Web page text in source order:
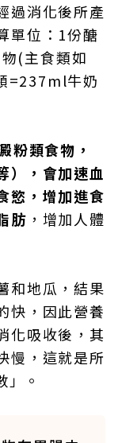
過消化後所產
單位：1份醣
(主食類如
=237ml牛奶
粉類食物，
），會加速血
慾，增加進食
肪 ，增加人體
和地瓜，結果
快，因此營養
化吸收後，其
慢，這就是所
。